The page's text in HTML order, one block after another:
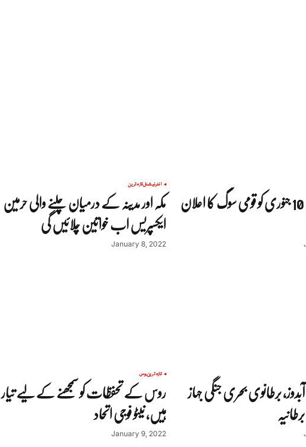
قزاقستان میں 10 جنوری کو قومی سوگ کا اعلان
انٹرنیشنلتازہ ترین
مکہ اور مدینہ کے درمیان چلنے والی حرمین
ایکسپریس اب خواتین چلائیں گی
January 8, 2022
برطانوی بحری جنگی جہاز
تازہ ترینروس
روس کے تحفظات کو سمجھنے کے لیے تیار
ہیں، نیٹو فوجی اتحاد
January 9, 2022